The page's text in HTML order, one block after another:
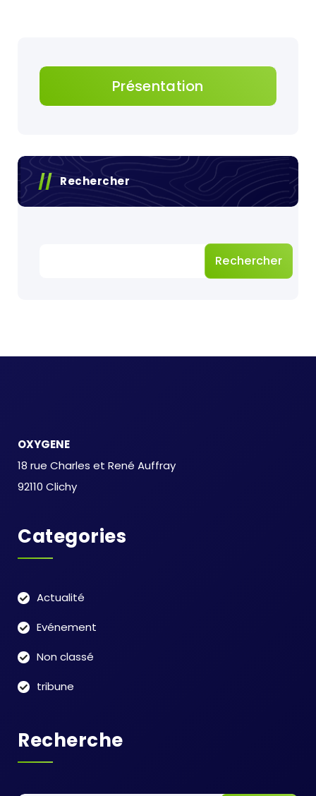
Présentation
Rechercher
Rechercher
OXYGENE
18 rue Charles et René Auffray
92110 Clichy
Categories
Actualité
Evénement
Non classé
tribune
Recherche